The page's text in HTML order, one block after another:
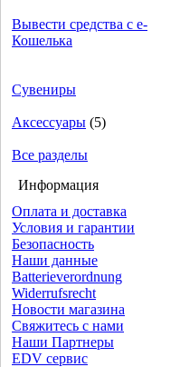
Вывести средства с е-
Кошелька
Сувениры
Аксессуары (5)
Все разделы
Информация
Оплата и доставка
Условия и гарантии
Безопасность
Наши данные
Batterieverordnung
Widerrufsrecht
Новости магазина
Свяжитесь с нами
Наши Партнеры
EDV сервис